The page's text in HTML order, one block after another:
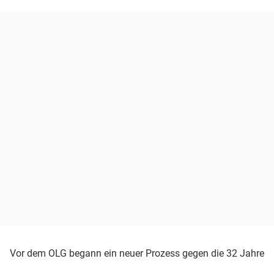
Vor dem OLG begann ein neuer Prozess gegen die 32 Jahre